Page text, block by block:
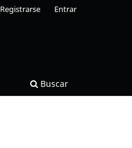
Buscar
Registrarse Entrar